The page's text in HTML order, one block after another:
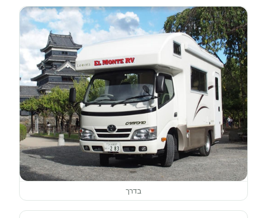
בדרך